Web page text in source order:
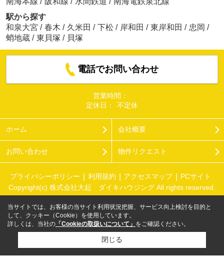
駅から探す
和泉大宮 / 春木 / 久米田 / 下松 / 岸和田 / 東岸和田 / 忠岡 /
蛸地蔵 / 東貝塚 / 貝塚
電話でお問い合わせ
営業時間：
定休日：
不定休
ホーム 会社概要
お問い合わせ 物件リクエスト
プライバシーポリシー 利用規約 アクセスマップ
PCサイト
Copyright(c) 株式会社大起 ダイキハウジング All rights reserved.
当サイトでは、お客様の当サイト利用状況把握、サービス向上検討を目的と
して、クッキー（Cookie）を使用しています。
詳しくは、当社の 「Cookieの取扱いについて」 をご確認ください。
閉じる